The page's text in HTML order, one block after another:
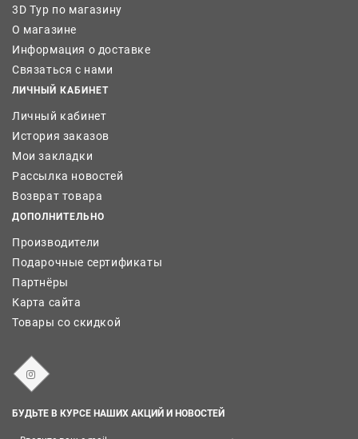
3D Тур по магазину
О магазине
Информация о доставке
Связаться с нами
ЛИЧНЫЙ КАБИНЕТ
Личный кабинет
История заказов
Мои закладки
Рассылка новостей
Возврат товара
ДОПОЛНИТЕЛЬНО
Производители
Подарочные сертификаты
Партнёры
Карта сайта
Товары со скидкой
БУДЬТЕ В КУРСЕ НАШИХ АКЦИЙ И НОВОСТЕЙ